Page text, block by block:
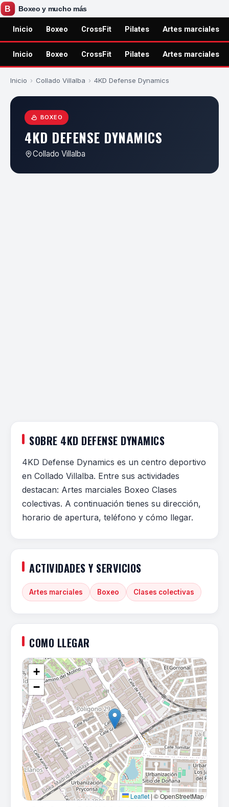
Inicio Boxeo CrossFit Pilates Artes marciales
Inicio Boxeo CrossFit Pilates Artes marciales
Inicio › Collado Villalba › 4KD Defense Dynamics
BOXEO
4KD DEFENSE DYNAMICS
Collado Villalba
SOBRE 4KD DEFENSE DYNAMICS
4KD Defense Dynamics es un centro deportivo
en Collado Villalba. Entre sus actividades
destacan: Artes marciales Boxeo Clases
colectivas. A continuación tienes su dirección,
horario de apertura, teléfono y cómo llegar.
ACTIVIDADES Y SERVICIOS
Artes marciales Boxeo Clases colectivas
COMO LLEGAR
+
−
Leaflet | © OpenStreetMap